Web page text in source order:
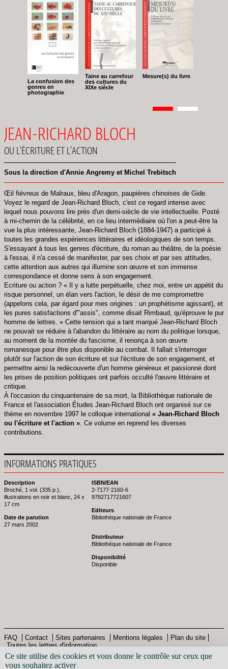
Ce site utilise des cookies et vous donne le contrôle sur ceux que
vous souhaitez activer
La confusion des
genres en
photographie
Taine au carrefour
des cultures du
XIXe siècle
Mesure(s) du livre
Pagination
Page
1 Page
2
JEAN-RICHARD BLOCH
OU L'ÉCRITURE ET L'ACTION
Sous la direction d'Annie Angremy et Michel Trebitsch
Œil fiévreux de Malraux, bleu d'Aragon, paupières chinoises de Gide.
Voyez le regard de Jean-Richard Bloch, c'est ce regard intense avec
lequel nous pouvons lire près d'un demi-siècle de vie intellectuelle. Posté
à mi-chemin de la célébrité, en ce lieu intermédiaire où l'on a peut-être la
vue la plus intéressante, Jean-Richard Bloch (1884-1947) a participé à
toutes les grandes expériences littéraires et idéologiques de son temps.
S'essayant à tous les genres d'écriture, du roman au théâtre, de la poésie
à l'essai, il n'a cessé de manifester, par ses choix et par ses attitudes,
cette attention aux autres qui illumine son œuvre et son immense
correspondance et donne sens à son engagement.
Ecriture ou action ? « Il y a lutte perpétuelle, chez moi, entre un appétit du
risque personnel, un élan vers l'action, le désir de me compromettre
(appelons cela, par égard pour mes origines : un prophétisme agissant), et
les pures satisfactions d'"assis", comme disait Rimbaud, qu'éprouve le pur
homme de lettres. » Cette tension qui a tant marqué Jean-Richard Bloch
ne pouvait se réduire à l'abandon du littéraire au nom du politique lorsque,
au moment de la montée du fascisme, il renonça à son œuvre
romanesque pour être plus disponible au combat. Il fallait s'interroger
plutôt sur l'action de son écriture et sur l'écriture de son engagement, et
permettre ainsi la redécouverte d'un homme généreux et passionné dont
les prises de position politiques ont parfois occulté l'œuvre littéraire et
critique.
À l'occasion du cinquantenaire de sa mort, la Bibliothèque nationale de
France et l'association Études Jean-Richard Bloch ont organisé sur ce
thème en novembre 1997 le colloque international « Jean-Richard Bloch
ou l'écriture et l'action ». Ce volume en reprend les diverses
contributions.
INFORMATIONS PRATIQUES
Description
Broché, 1 vol. (335 p.),
illustrations en noir et blanc, 24 x
17 cm
Date de parution
27 mars 2002
ISBN/EAN
2-7177-2160-6
9782717721607
Editeurs
Bibliothèque nationale de France
Distributeur
Bibliothèque nationale de France
Disponibilité
Disponible
Pied
de
FAQ Contact Sites partenaires Mentions légales
Plan du site
Toutes les lettres d'information
© Bibliothèque nationale de France - 2013